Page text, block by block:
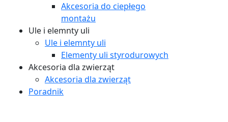
Akcesoria do ciepłego
montażu
Ule i elemnty uli
Ule i elemnty uli
Elementy uli styrodurowych
Akcesoria dla zwierząt
Akcesoria dla zwierząt
Poradnik